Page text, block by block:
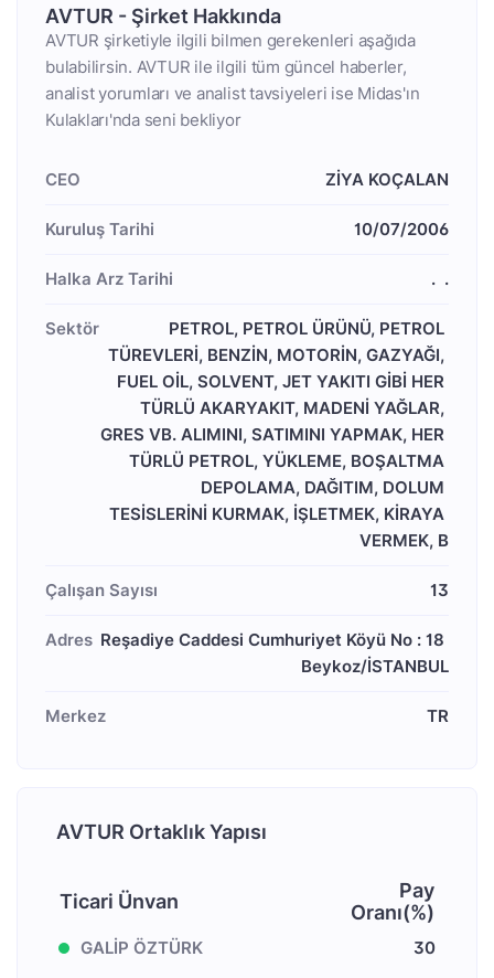
AVTUR - Şirket Hakkında
AVTUR şirketiyle ilgili bilmen gerekenleri aşağıda
bulabilirsin. AVTUR ile ilgili tüm güncel haberler,
analist yorumları ve analist tavsiyeleri ise Midas'ın
Kulakları'nda seni bekliyor
CEO ZİYA KOÇALAN
Kuruluş Tarihi 10/07/2006
Halka Arz Tarihi
  .  .
Sektör
PETROL, PETROL ÜRÜNÜ, PETROL
TÜREVLERİ, BENZİN, MOTORİN, GAZYAĞI,
FUEL OİL, SOLVENT, JET YAKITI GİBİ HER
TÜRLÜ AKARYAKIT, MADENİ YAĞLAR,
GRES VB. ALIMINI, SATIMINI YAPMAK, HER
TÜRLÜ PETROL, YÜKLEME, BOŞALTMA
DEPOLAMA, DAĞITIM, DOLUM
TESİSLERİNİ KURMAK, İŞLETMEK, KİRAYA
VERMEK, B
Çalışan Sayısı 13
Adres Reşadiye Caddesi Cumhuriyet Köyü No : 18
Beykoz/İSTANBUL
Merkez TR
AVTUR Ortaklık Yapısı
Ticari Ünvan
Pay
Oranı(%)
GALİP ÖZTÜRK 30